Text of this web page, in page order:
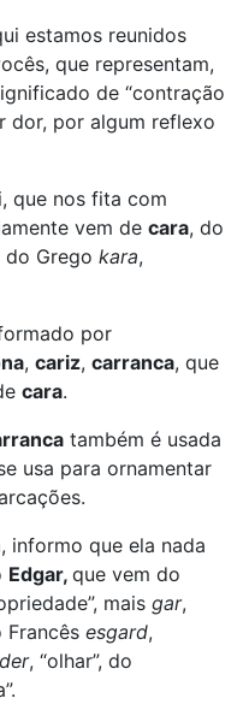
estamos reunidos
que representam,
de “contração
dor, por algum reflexo
que nos fita com
vem de cara, do
do Grego kara,
por
, cariz, carranca, que
cara.
também é usada
usa para ornamentar
informo que ela nada
Edgar, que vem do
mais gar,
esgard,
, “olhar”, do